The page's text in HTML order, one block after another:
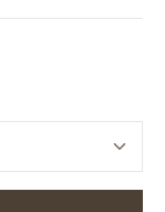
Wert ein